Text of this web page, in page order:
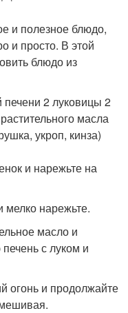
и полезное блюдо,
и просто. В этой
блюдо из
2 луковицы 2
масла
укроп, кинза)
и нарежьте на
мелко нарежьте.
масло и
с луком и
огонь и продолжайте